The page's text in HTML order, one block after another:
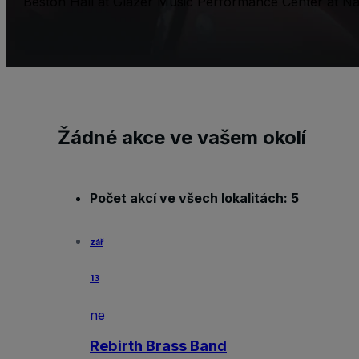
Žádné akce ve vašem okolí
Počet akcí ve všech lokalitách: 5
zář
13
ne
Rebirth Brass Band